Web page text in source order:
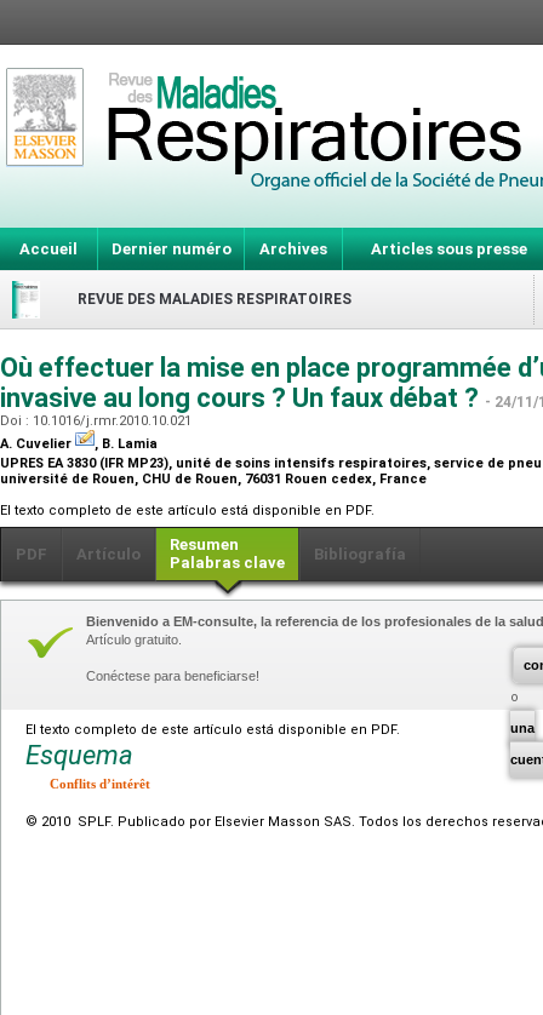
Accueil Dernier numéro Archives Articles sous presse
REVUE DES MALADIES RESPIRATOIRES
Où effectuer la mise en place programmée
invasive au long cours ? Un faux débat ? - 24/11/
Doi : 10.1016/j.rmr.2010.10.021
A. Cuvelier
, B. Lamia
UPRES EA 3830 (IFR MP23), unité de soins intensifs respiratoires, service de
université de Rouen, CHU de Rouen, 76031 Rouen cedex, France
El texto completo de este artículo está disponible en PDF.
PDF Artículo
Resumen
Palabras clave
Bibliografía
una
Bienvenido a EM-consulte, la referencia de los profesionales de la
Artículo gratuito.
Conéctese para beneficiarse!
El texto completo de este artículo está disponible en PDF.
Esquema
Conflits d’intérêt
© 2010 SPLF. Publicado por Elsevier Masson SAS. Todos los derechos